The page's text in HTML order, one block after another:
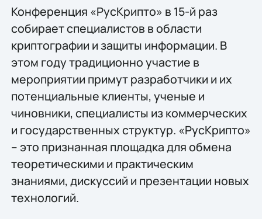
Конференция «РусКрипто» в 15-й раз
собирает специалистов в области
криптографии и защиты информации. В
этом году традиционно участие в
мероприятии примут разработчики и их
потенциальные клиенты, ученые и
чиновники, специалисты из коммерческих
и государственных структур. «РусКрипто»
– это признанная площадка для обмена
теоретическими и практическим
знаниями, дискуссий и презентации новых
технологий.